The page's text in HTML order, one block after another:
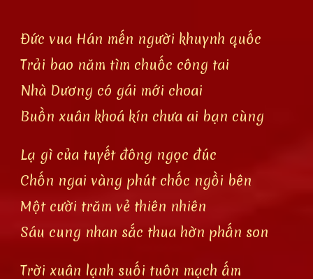
Đức vua Hán mến người khuynh quốc
Trải bao năm tìm chuốc công tai
Nhà Dương có gái mới choai
Buồn xuân khoá kín chưa ai bạn cùng
Lạ gì của tuyết đông ngọc đúc
Chốn ngai vàng phút chốc ngồi bên
Một cười trăm vẻ thiên nhiên
Sáu cung nhan sắc thua hờn phấn son
Trời xuân lạnh suối tuôn mạch ấm